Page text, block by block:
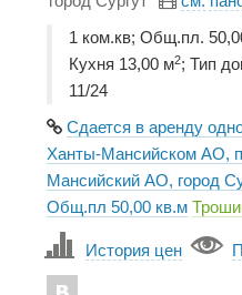
1 ком.кв; Общ.пл.
Кухня 13,00 м2; Тип
11/24
Сдается в аренду
Ханты-Мансийском АО,
Мансийский АО, город
Общ.пл 50,00 кв.м
История цен